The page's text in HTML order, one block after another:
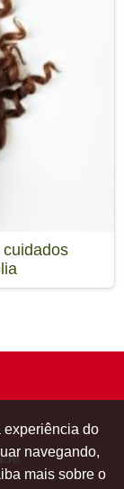
experiência do
navegando,
mais sobre o